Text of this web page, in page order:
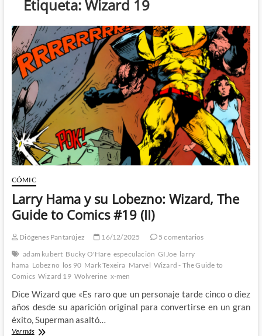
Etiqueta:Wizard 19
CÓMIC
Larry Hama y su Lobezno: Wizard, The
Guide to Comics #19 (II)
Diógenes Pantarújez 16/12/2025
5 comentarios
adam kubert Bucky O'Hare especulación GIJoe larry
hama Lobezno los 90 Mark Texeira Marvel Wizard - The Guide to
Comics Wizard 19 Wolverine x-men
Dice Wizard que «Es raro que un personaje tarde cinco o diez
años desde su aparición original para convertirse en un gran
éxito, Superman asaltó…
Ver másLarry